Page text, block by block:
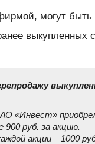
могут
выкупленных
«Инвест»
900 руб. за акцию.
акции – 1000